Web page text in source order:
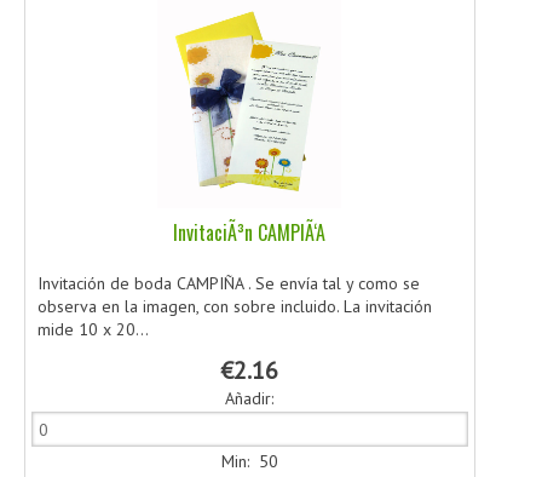
InvitaciÃ³n CAMPIÃ‘A
Invitación de boda CAMPIÑA . Se envía tal y como se
observa en la imagen, con sobre incluido. La invitación
mide 10 x 20...
€2.16
Añadir:
Min: 50